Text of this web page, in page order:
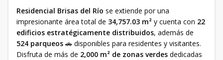
Residencial Brisas del Río se extiende por una
impresionante área total de 34,757.03 m² y cuenta con 22
edificios estratégicamente distribuidos, además de
524 parqueos 🚗 disponibles para residentes y visitantes.
Disfruta de más de 2,000 m² de zonas verdes dedicadas